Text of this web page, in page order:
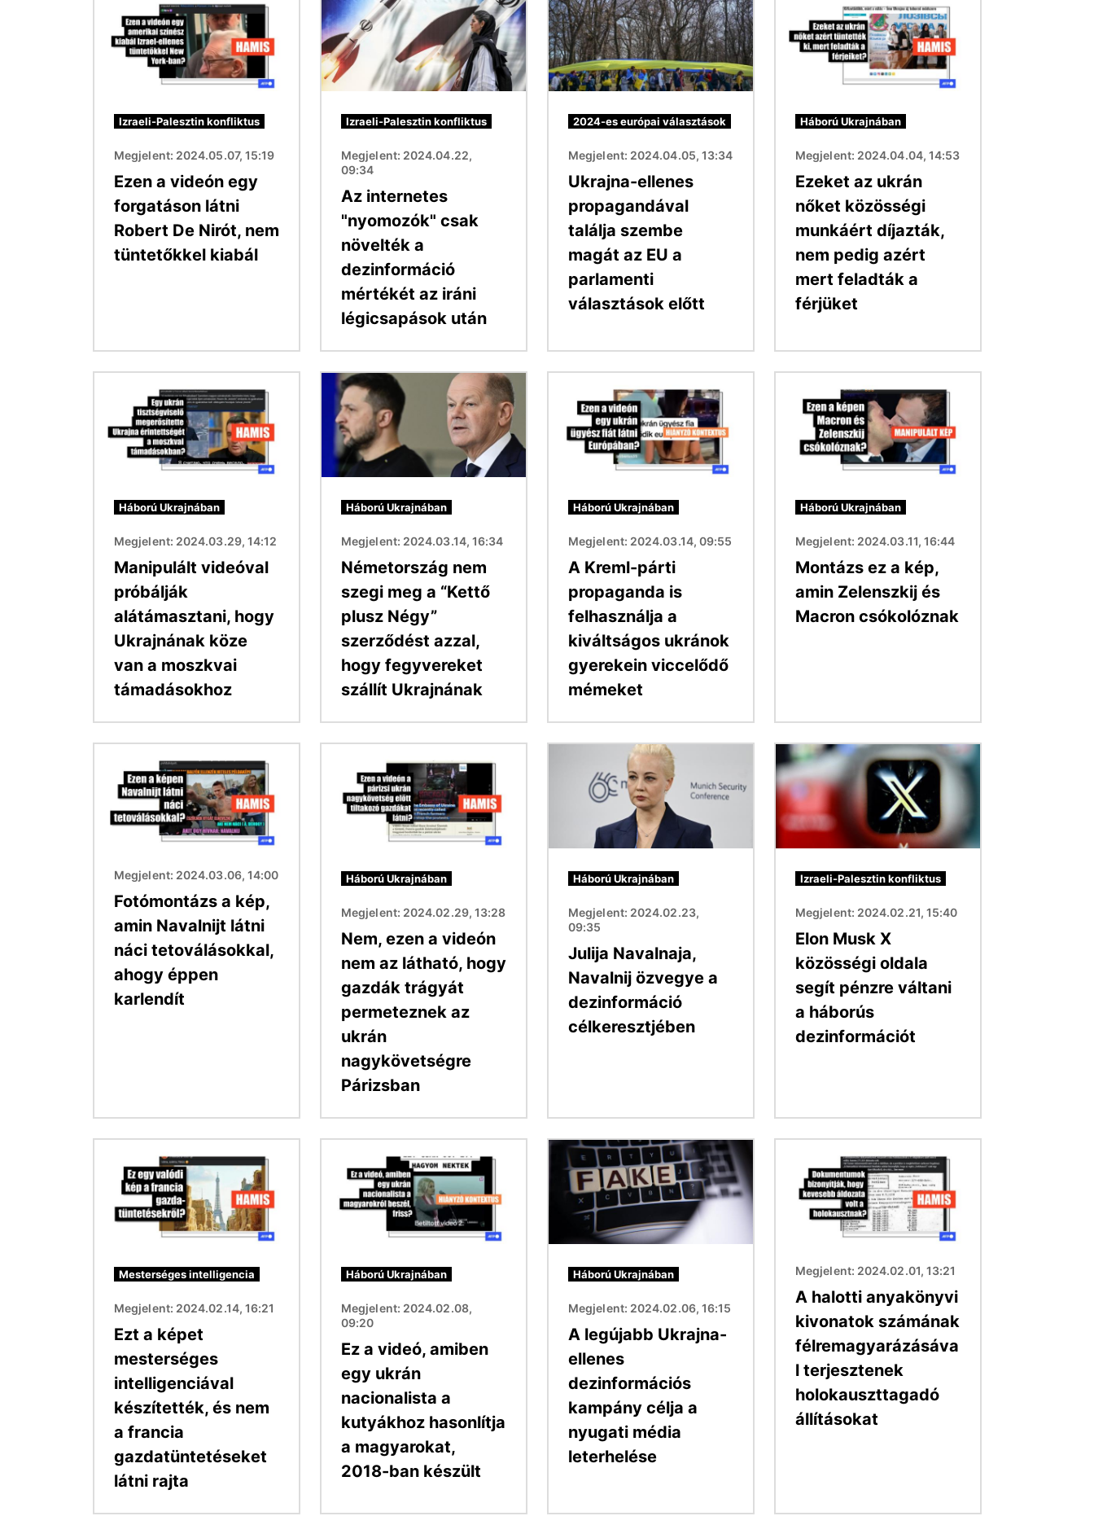
Izraeli-Palesztin konfliktus
Megjelent: 2024.05.07, 15:19
Ezen a videón egy
forgatáson látni
Robert De Nirót, nem
tüntetőkkel kiabál
Izraeli-Palesztin konfliktus
Megjelent: 2024.04.22,
09:34
Az internetes
"nyomozók" csak
növelték a
dezinformáció
mértékét az iráni
légicsapások után
2024-es európai választások
Megjelent: 2024.04.05, 13:34
Ukrajna-ellenes
propagandával
találja szembe
magát az EU a
parlamenti
választások előtt
Háború Ukrajnában
Megjelent: 2024.04.04, 14:53
Ezeket az ukrán
nőket közösségi
munkáért díjazták,
nem pedig azért
mert feladták a
férjüket
Háború Ukrajnában
Megjelent: 2024.03.29, 14:12
Manipulált videóval
próbálják
alátámasztani, hogy
Ukrajnának köze
van a moszkvai
támadásokhoz
Kép
Háború Ukrajnában
Megjelent: 2024.03.14, 16:34
Németország nem
szegi meg a “Kettő
plusz Négy”
szerződést azzal,
hogy fegyvereket
szállít Ukrajnának
Háború Ukrajnában
Megjelent: 2024.03.14, 09:55
A Kreml-párti
propaganda is
felhasználja a
kiváltságos ukránok
gyerekein viccelődő
mémeket
Háború Ukrajnában
Megjelent: 2024.03.11, 16:44
Montázs ez a kép,
amin Zelenszkij és
Macron csókolóznak
Megjelent: 2024.03.06, 14:00
Fotómontázs a kép,
amin Navalnijt látni
náci tetoválásokkal,
ahogy éppen
karlendít
Háború Ukrajnában
Megjelent: 2024.02.29, 13:28
Nem, ezen a videón
nem az látható, hogy
gazdák trágyát
permeteznek az
ukrán
nagykövetségre
Párizsban
Háború Ukrajnában
Megjelent: 2024.02.23,
09:35
Julija Navalnaja,
Navalnij özvegye a
dezinformáció
célkeresztjében
Kép
Izraeli-Palesztin konfliktus
Megjelent: 2024.02.21, 15:40
Elon Musk X
közösségi oldala
segít pénzre váltani
a háborús
dezinformációt
Mesterséges intelligencia
Megjelent: 2024.02.14, 16:21
Ezt a képet
mesterséges
intelligenciával
készítették, és nem
a francia
gazdatüntetéseket
látni rajta
Háború Ukrajnában
Megjelent: 2024.02.08,
09:20
Ez a videó, amiben
egy ukrán
nacionalista a
kutyákhoz hasonlítja
a magyarokat,
2018-ban készült
Kép
Háború Ukrajnában
Megjelent: 2024.02.06, 16:15
A legújabb Ukrajna-
ellenes
dezinformációs
kampány célja a
nyugati média
leterhelése
Megjelent: 2024.02.01, 13:21
A halotti anyakönyvi
kivonatok számának
félremagyarázásáva
l terjesztenek
holokauszttagadó
állításokat